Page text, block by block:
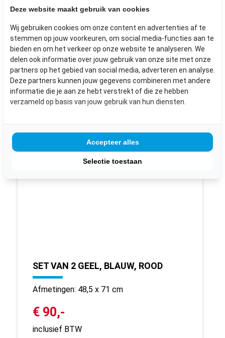
€ 125,-
inclusief BTW
Bekijk dit product
SET VAN 2 GEEL, BLAUW, ROOD
Afmetingen: 48,5 x 71 cm
€ 90,-
inclusief BTW
Deze website maakt gebruik van cookies
Wij gebruiken cookies om onze content en advertenties af te
stemmen op jouw voorkeuren, om social media-functies aan te
bieden en om het verkeer op onze website te analyseren. We
delen ook informatie over jouw gebruik van onze site met onze
partners op het gebied van social media, adverteren en analyse.
Deze partners kunnen jouw gegevens combineren met andere
informatie die je aan ze hebt verstrekt of die ze hebben
verzameld op basis van jouw gebruik van hun diensten.
Selectie toestaan
Accepteer alles